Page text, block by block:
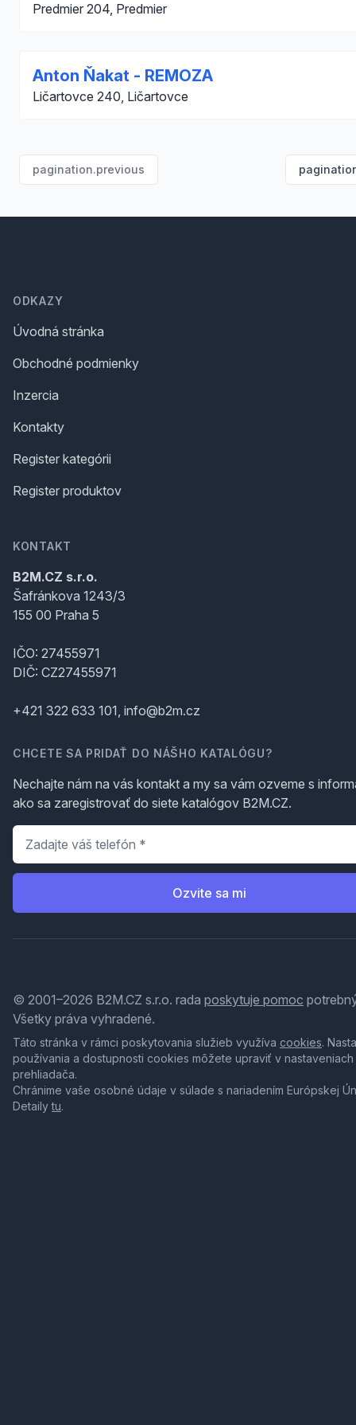
Predmier 204, Predmier
Anton Ňakat - REMOZA
Ličartovce 240, Ličartovce
pagination.previous
ODKAZY
Úvodná stránka
Obchodné podmienky
Inzercia
Kontakty
Register kategórii
Register produktov
KONTAKT
B2M.CZ s.r.o.
Šafránkova 1243/3
155 00 Praha 5
IČO: 27455971
DIČ: CZ27455971
+421 322 633 101, info@b2m.cz
CHCETE SA PRIDAŤ DO NÁŠHO KATALÓGU?
Nechajte nám na vás kontakt a my sa vám ozveme s
ako sa zaregistrovať do siete katalógov B2M.CZ.
Telefón
Ozvite sa mi
© 2001–2026 B2M.CZ s.r.o. rada poskytuje pomoc
Všetky práva vyhradené.
Táto stránka v rámci poskytovania služieb využíva cookies.
používania a dostupnosti cookies môžete upraviť v nastaveniach
prehliadača.
Chránime vaše osobné údaje v súlade s nariadením Európskej
Detailytu.